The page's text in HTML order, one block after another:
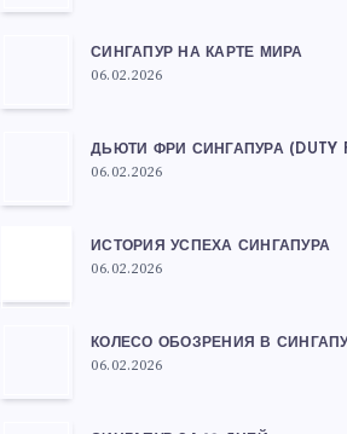
СИНГАПУР НА КАРТЕ МИРА
06.02.2026
ДЬЮТИ ФРИ СИНГАПУРА (DUTY
06.02.2026
ИСТОРИЯ УСПЕХА СИНГАПУРА
06.02.2026
КОЛЕСО ОБОЗРЕНИЯ В
06.02.2026